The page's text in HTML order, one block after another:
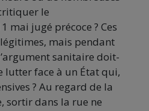
le
mai jugé précoce ? Ces
mais pendant
sanitaire doit-
lutter face à un État qui,
? Au regard de la
sortir dans la rue ne